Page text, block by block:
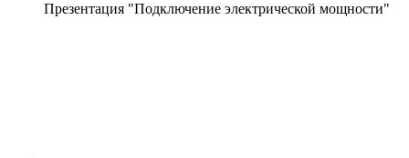
Презентация "Подключение электрической мощности"